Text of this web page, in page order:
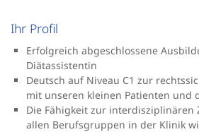
Ihr Profil
Erfolgreich abgeschlossene
Diätassistentin
Deutsch auf Niveau C1 zur
mit unseren kleinen Patienten und
Die Fähigkeit zur interdisziplinären
allen Berufsgruppen in der Klinik